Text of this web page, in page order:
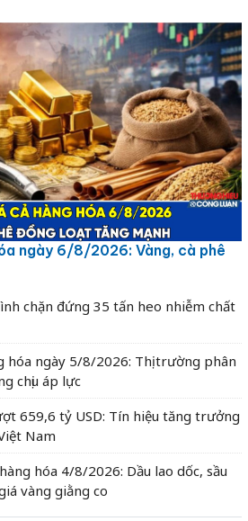
ngày 6/8/2026: Vàng, cà phê
chặn đứng 35 tấn heo nhiễm chất
hóa ngày 5/8/2026: Thị trường phân
chịu áp lực
659,6 tỷ USD: Tín hiệu tăng trưởng
Nam
hóa 4/8/2026: Dầu lao dốc, sầu
vàng giằng co